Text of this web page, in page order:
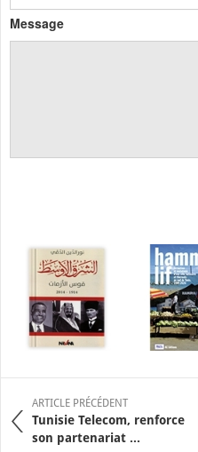
Message
ARTICLE PRÉCÉDENT
Tunisie Telecom, renforce
son partenariat ...